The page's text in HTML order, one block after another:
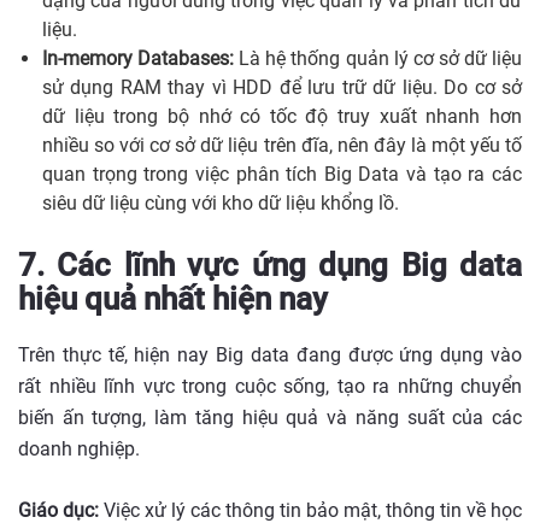
liệu.
In-memory Databases: Là hệ thống quản lý cơ sở dữ liệu
sử dụng RAM thay vì HDD để lưu trữ dữ liệu. Do cơ sở
dữ liệu trong bộ nhớ có tốc độ truy xuất nhanh hơn
nhiều so với cơ sở dữ liệu trên đĩa, nên đây là một yếu tố
quan trọng trong việc phân tích Big Data và tạo ra các
siêu dữ liệu cùng với kho dữ liệu khổng lồ.
7. Các lĩnh vực ứng dụng Big data
hiệu quả nhất hiện nay
Trên thực tế, hiện nay Big data đang được ứng dụng vào
rất nhiều lĩnh vực trong cuộc sống, tạo ra những chuyển
biến ấn tượng, làm tăng hiệu quả và năng suất của các
doanh nghiệp.
Giáo dục: Việc xử lý các thông tin bảo mật, thông tin về học